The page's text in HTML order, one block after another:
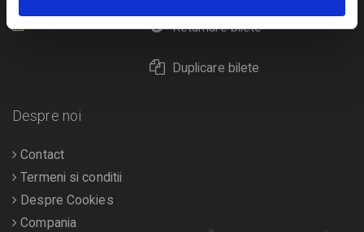
Returnare bilete
Duplicare bilete
Calendar
Despre noi
Contact
Termeni si conditii
Despre Cookies
Compania